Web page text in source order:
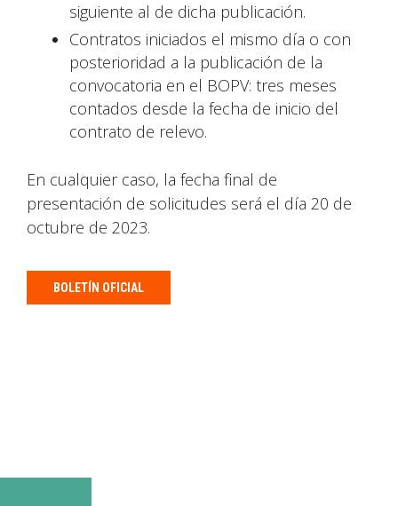
siguiente al de dicha publicación.
Contratos iniciados el mismo día o con
posterioridad a la publicación de la
convocatoria en el BOPV: tres meses
contados desde la fecha de inicio del
contrato de relevo.
En cualquier caso, la fecha final de
presentación de solicitudes será el día 20 de
octubre de 2023.
BOLETÍN OFICIAL